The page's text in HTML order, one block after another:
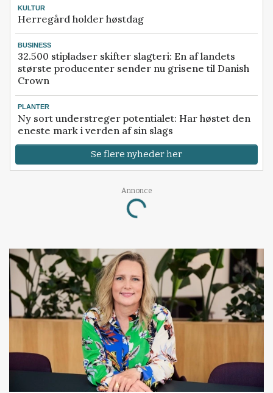
KULTUR
Herregård holder høstdag
BUSINESS
32.500 stipladser skifter slagteri: En af landets
største producenter sender nu grisene til Danish
Crown
PLANTER
Ny sort understreger potentialet: Har høstet den
eneste mark i verden af sin slags
Se flere nyheder her
Annonce
Loading...